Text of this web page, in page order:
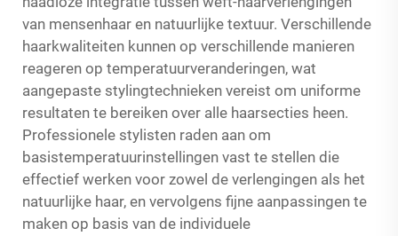
van mensenhaar en natuurlijke textuur. Verschillende
haarkwaliteiten kunnen op verschillende manieren
reageren op temperatuurveranderingen, wat
aangepaste stylingtechnieken vereist om uniforme
resultaten te bereiken over alle haarsecties heen.
Professionele stylisten raden aan om
basistemperatuurinstellingen vast te stellen die
effectief werken voor zowel de verlengingen als het
natuurlijke haar, en vervolgens fijne aanpassingen te
maken op basis van de individuele